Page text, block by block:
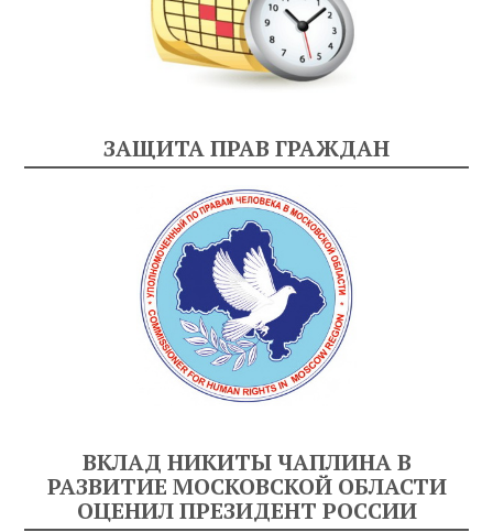
ЗАЩИТА ПРАВ ГРАЖДАН
ВКЛАД НИКИТЫ ЧАПЛИНА В
РАЗВИТИЕ МОСКОВСКОЙ ОБЛАСТИ
ОЦЕНИЛ ПРЕЗИДЕНТ РОССИИ